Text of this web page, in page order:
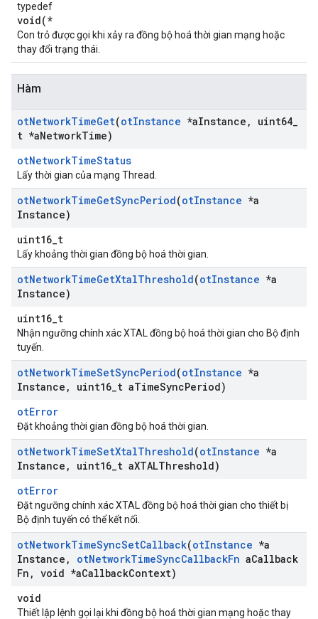
typedef
void(*
Con trỏ được gọi khi xảy ra đồng bộ hoá thời gian mạng hoặc
thay đổi trạng thái.
Hàm
otNetworkTimeGet(otInstance *aInstance , uint64
t *aNetworkTime)
otNetworkTimeStatus
Lấy thời gian của mạng Thread.
otNetworkTimeGetSyncPeriod(otInstance *a
Instance)
uint16_t
Lấy khoảng thời gian đồng bộ hoá thời gian.
otNetworkTimeGetXtalThreshold(otInstance *a
Instance)
uint16_t
Nhận ngưỡng chính xác XTAL đồng bộ hoá thời gian cho Bộ định
tuyến.
otNetworkTimeSetSyncPeriod(otInstance *a
Instance , uint16 t aTimeSyncPeriod)
otError
Đặt khoảng thời gian đồng bộ hoá thời gian.
otNetworkTimeSetXtalThreshold(otInstance *a
Instance , uint16 t aXTALThreshold)
otError
Đặt ngưỡng chính xác XTAL đồng bộ hoá thời gian cho thiết bị
Bộ định tuyến có thể kết nối.
otNetworkTimeSyncSetCallback(otInstance *a
Instance , otNetworkTimeSyncCallbackFn aCallback
Fn , void *aCallbackContext)
void
Thiết lập lệnh gọi lại khi đồng bộ hoá thời gian mạng hoặc thay